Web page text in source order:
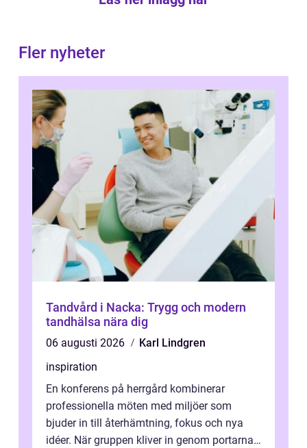
Fler nyheter
Tandvård i Nacka: Trygg och modern
tandhälsa nära dig
06 augusti 2026
Karl Lindgren
inspiration
En konferens på herrgård kombinerar
professionella möten med miljöer som
bjuder in till återhämtning, fokus och nya
idéer. När gruppen kliver in genom portarna